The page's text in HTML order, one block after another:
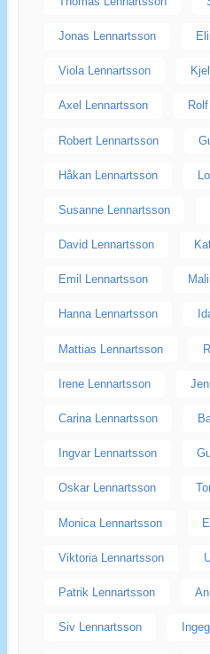
Jonas Lennartsson
Viola Lennartsson
Axel Lennartsson
Robert Lennartsson
Håkan Lennartsson
Susanne Lennartsson
David Lennartsson
Emil Lennartsson
Hanna Lennartsson
Mattias Lennartsson
Irene Lennartsson
Carina Lennartsson
Ingvar Lennartsson
Oskar Lennartsson
Monica Lennartsson
Viktoria Lennartsson
Patrik Lennartsson
Siv Lennartsson